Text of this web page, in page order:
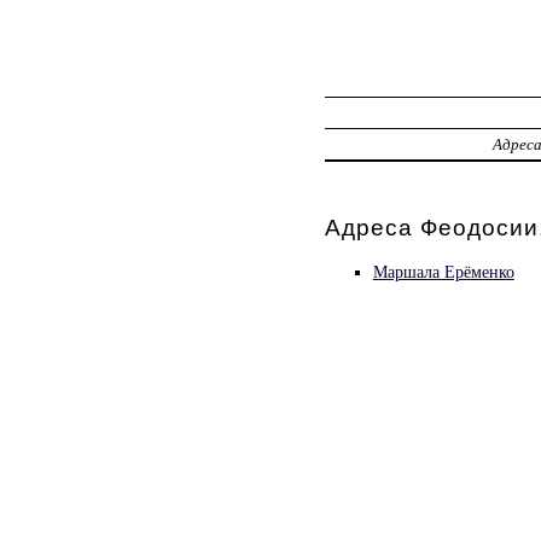
Адреса
Адреса
Маршала Ерёменко